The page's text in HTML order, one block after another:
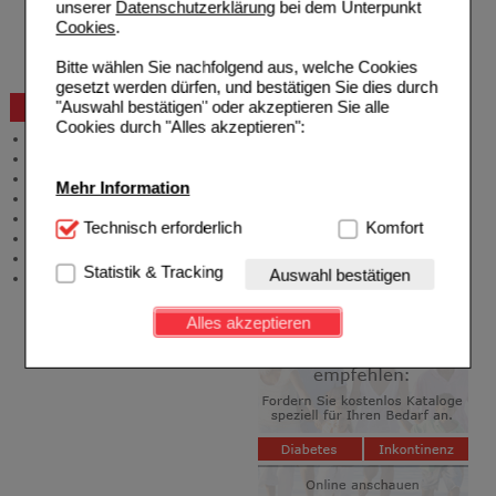
unserer Datenschutzerklärungbei dem Unterpunkt
Cookies.
Bitte wählen Sie nachfolgend aus, welche Cookies
gesetzt werden dürfen, und bestätigen Sie dies durch
"Auswahl bestätigen" oder akzeptieren Sie alle
Cookies durch "Alles akzeptieren":
Mehr Information
Technisch Notwendig:Hierbei handelt es sich um
Website notwendig sind (z.B. Navigation, Warenkorb,
Kundenkonto), weshalb auf diese nicht verzichtet
werden kann.
Einkaufserlebnis noch ansprechender zu gestalten,
beispielsweise für die Wiedererkennung des
Besuchers oder unsere Seite an bevorzugte
Verhaltensweisen (z.B. Spracheinstellung)
anzupassen. Komfort-Cookies ermöglichen es uns
auch auf Ihre Bedürfnisse zugeschrittene Inhalte
anzuzeigen und unser Partnerprogramm zu
Technisch erforderlich Komfort
Statistik & Tracking Auswahl bestätigen
Alles akzeptieren
Reklamation
Bestellschein
Beratung und Service
Meldung Arzneimittelrisiken
Zuzahlungsfreie Arzneien
Angebote & Downloads
Newsletter
Stellenangebote